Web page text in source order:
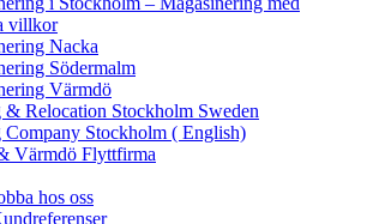
villkor
Nacka
Södermalm
Värmdö
Relocation Stockholm Sweden
Stockholm ( English)
Värmdö Flyttfirma
hos oss